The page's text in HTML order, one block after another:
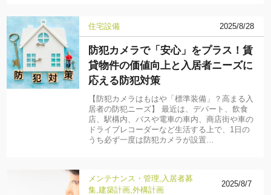
住宅設備 2025/8/28
防犯カメラで「安心」をプラス！賃
貸物件の価値向上と入居者ニーズに
応える防犯対策
【防犯カメラはもはや「標準装備」？高まる入
居者の防犯ニーズ】 最近は、デパート、飲食
店、駅構内、バスや電車の車内、商店街や車の
ドライブレコーダーなど生活する上で、1日の
うち必ず一度は防犯カメラが設置…
メンテナンス・管理 入居者募
集 建築計画 外構計画
2025/8/7